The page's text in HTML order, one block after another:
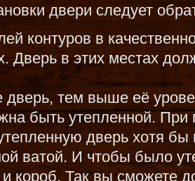
двери следует
контуров в
Дверь в этих местах
тем выше её
быть утепленной. При
дверь хотя
ватой. И чтобы было
короб. Так вы сможете